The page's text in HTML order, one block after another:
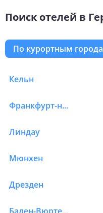
Поиск отелей в
по курортным
Кельн
Франкфурт-на-Майне
Линдау
Мюнхен
Дрезден